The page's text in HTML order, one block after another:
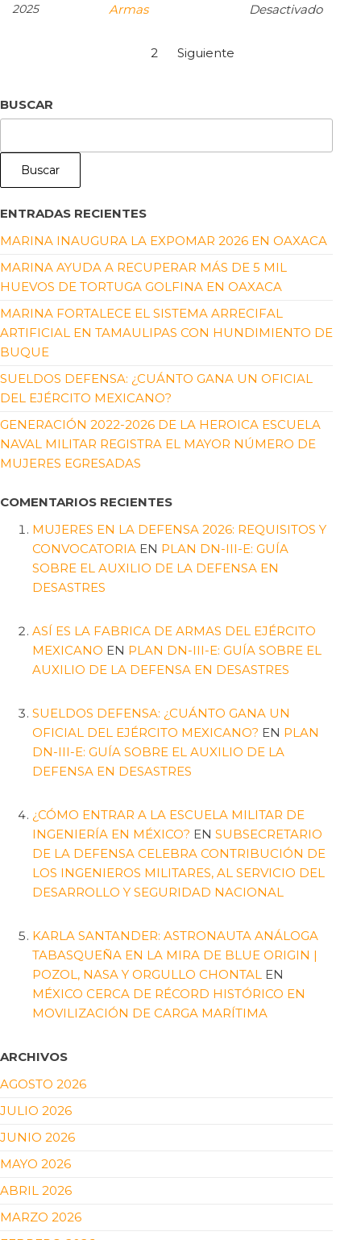
2025
Armas
Desactivado
2 Siguiente
BUSCAR
Buscar
ENTRADAS RECIENTES
MARINA INAUGURA LA EXPOMAR 2026 EN OAXACA
MARINA AYUDA A RECUPERAR MÁS DE 5 MIL
HUEVOS DE TORTUGA GOLFINA EN OAXACA
MARINA FORTALECE EL SISTEMA ARRECIFAL
ARTIFICIAL EN TAMAULIPAS CON HUNDIMIENTO DE
BUQUE
SUELDOS DEFENSA: ¿CUÁNTO GANA UN OFICIAL
DEL EJÉRCITO MEXICANO?
GENERACIÓN 2022-2026 DE LA HEROICA ESCUELA
NAVAL MILITAR REGISTRA EL MAYOR NÚMERO DE
MUJERES EGRESADAS
COMENTARIOS RECIENTES
MUJERES EN LA DEFENSA 2026: REQUISITOS Y
CONVOCATORIA EN PLAN DN-III-E: GUÍA
SOBRE EL AUXILIO DE LA DEFENSA EN
DESASTRES
ASÍ ES LA FABRICA DE ARMAS DEL EJÉRCITO
MEXICANO EN PLAN DN-III-E: GUÍA SOBRE EL
AUXILIO DE LA DEFENSA EN DESASTRES
SUELDOS DEFENSA: ¿CUÁNTO GANA UN
OFICIAL DEL EJÉRCITO MEXICANO? EN PLAN
DN-III-E: GUÍA SOBRE EL AUXILIO DE LA
DEFENSA EN DESASTRES
¿CÓMO ENTRAR A LA ESCUELA MILITAR DE
INGENIERÍA EN MÉXICO? EN SUBSECRETARIO
DE LA DEFENSA CELEBRA CONTRIBUCIÓN DE
LOS INGENIEROS MILITARES, AL SERVICIO DEL
DESARROLLO Y SEGURIDAD NACIONAL
KARLA SANTANDER: ASTRONAUTA ANÁLOGA
TABASQUEÑA EN LA MIRA DE BLUE ORIGIN |
POZOL, NASA Y ORGULLO CHONTAL EN
MÉXICO CERCA DE RÉCORD HISTÓRICO EN
MOVILIZACIÓN DE CARGA MARÍTIMA
ARCHIVOS
AGOSTO 2026
JULIO 2026
JUNIO 2026
MAYO 2026
ABRIL 2026
MARZO 2026